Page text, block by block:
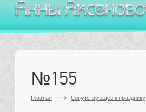
№155
Главная Сопутствующее к празднику